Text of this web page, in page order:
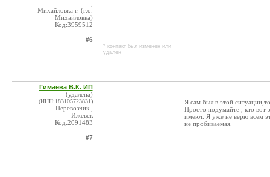
Михайловка г. (г.о.
Михайловка)
Код:3959512
#6
* контакт был изменен или
удален
Гимаева В.К. ИП
(удалена)
(ИНН:183105723831)
Перевозчик ,
Ижевск
Код:2091483
#7
Я сам был в этой
Просто подумайте , кто вот
имеют. Я уже не верю всем
не пробиваемая.